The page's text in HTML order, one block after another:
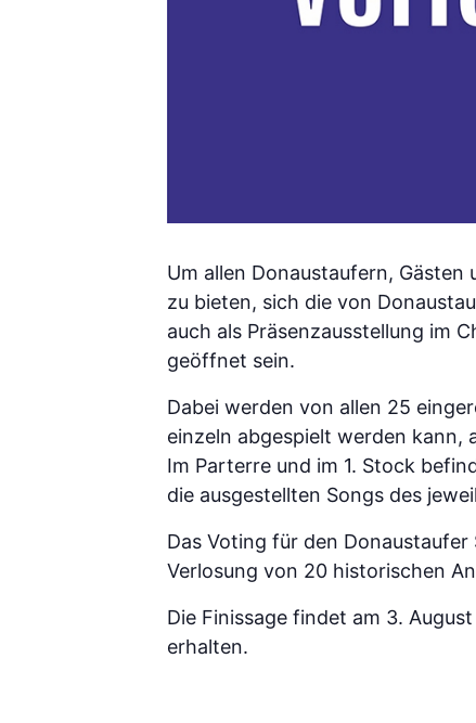
Um allen Donaustaufern,
zu bieten, sich die von
auch als Präsenzausstellung im
geöffnet sein.
Dabei werden von allen 25
einzeln abgespielt werden kann,
Im Parterre und im 1. Stock
die ausgestellten Songs des
Das Voting für den
Verlosung von 20 historischen
Die Finissage findet am 3.
erhalten.